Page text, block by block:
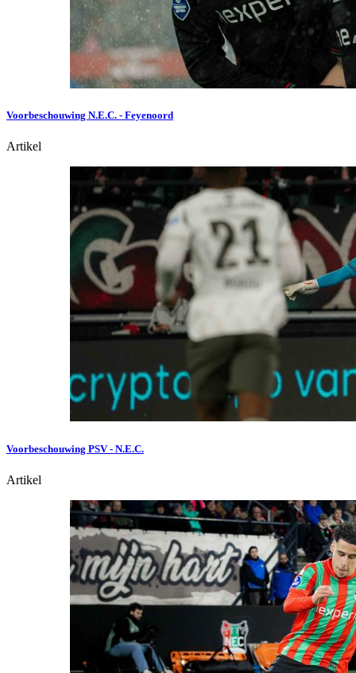
Voorbeschouwing N.E.C. - Feyenoord
Artikel
Voorbeschouwing PSV - N.E.C.
Artikel